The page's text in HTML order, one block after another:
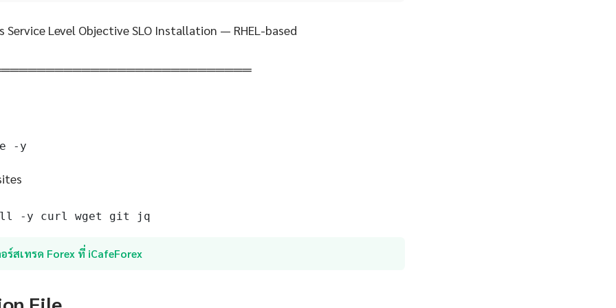
Service Level Objective SLO Installation — RHEL-based
-y
-y curl wget git jq
ร์สเทรด Forex ที่ iCafeForex
File